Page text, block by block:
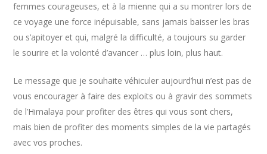
femmes courageuses, et à la mienne qui a su montrer lors de
ce voyage une force inépuisable, sans jamais baisser les bras
ou s’apitoyer et qui, malgré la difficulté, a toujours su garder
le sourire et la volonté d’avancer … plus loin, plus haut.
Le message que je souhaite véhiculer aujourd’hui n’est pas de
vous encourager à faire des exploits ou à gravir des sommets
de l’Himalaya pour profiter des êtres qui vous sont chers,
mais bien de profiter des moments simples de la vie partagés
avec vos proches.